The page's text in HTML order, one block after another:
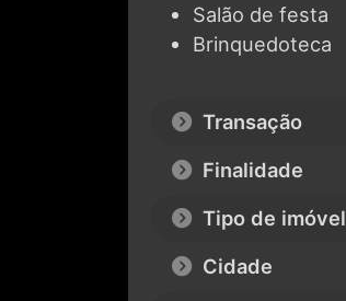
Salão de festa
Brinquedoteca
Transação
Finalidade
Tipo de imóvel
Cidade